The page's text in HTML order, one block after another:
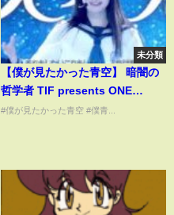
未分類
【僕が見たかった青空】 暗闇の
哲学者 TIF presents ONE
SONG FES. LIVE ver.
#僕が見たかった青空 #僕青...